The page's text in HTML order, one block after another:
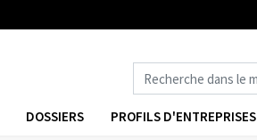
DOSSIERS PROFILS D'ENTREPRISES